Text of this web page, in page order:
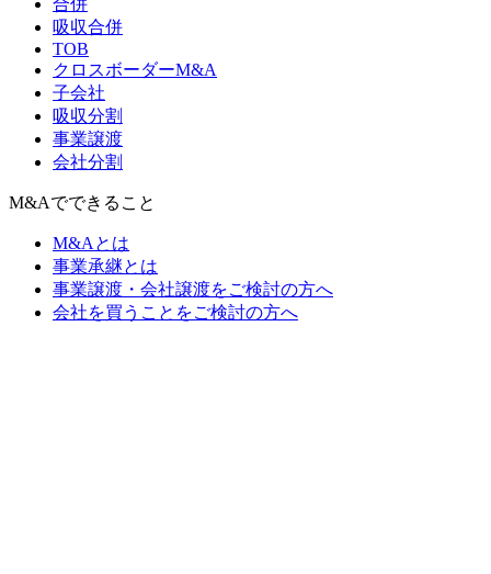
合併
吸収合併
TOB
クロスボーダーM&A
子会社
吸収分割
事業譲渡
会社分割
M&Aでできること
M&Aとは
事業承継とは
事業譲渡・会社譲渡をご検討の方へ
会社を買うことをご検討の方へ